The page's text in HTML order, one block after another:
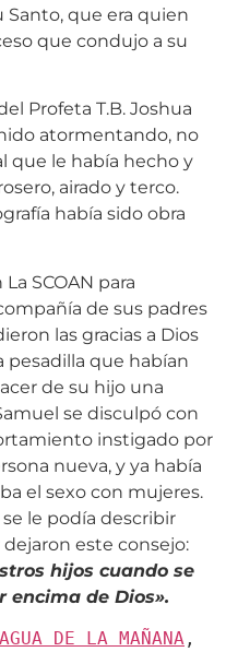
Santo, que era quien
que condujo a su
Profeta T.B. Joshua
atormentando, no
que le había hecho y
airado y terco.
había sido obra
SCOAN para
de sus padres
las gracias a Dios
pesadilla que habían
de su hijo una
se disculpó con
instigado por
nueva, y ya había
el sexo con mujeres.
le podía describir
este consejo:
hijos cuando se
encima de Dios».
AGUA DE LA MAÑANA ,